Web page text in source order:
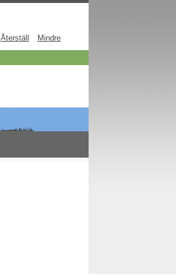
Återställ Mindre